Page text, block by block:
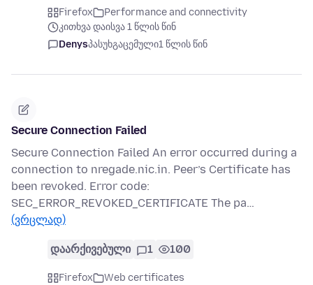
Firefox
Performance and connectivity
კითხვა დაისვა 1 წლის წინ
Denysპასუხგაცემული1 წლის წინ
Secure Connection Failed
Secure Connection Failed An error occurred during a
connection to nregade.nic.in. Peer’s Certificate has
been revoked. Error code:
SEC_ERROR_REVOKED_CERTIFICATE The pa…
(ვრცლად)
დაარქივებული 1 100
Firefox
Web certificates